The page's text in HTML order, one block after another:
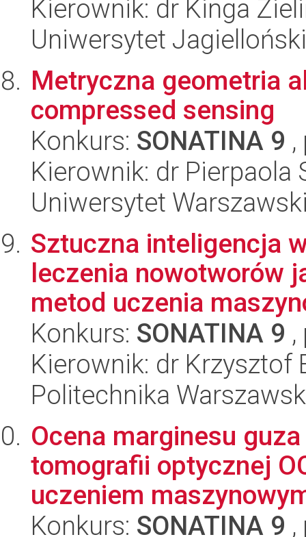
Kierownik: dr Kinga
Uniwersytet Jagielloński
Metryczna geometria
compressed sensing
Konkurs: SONATINA 9
Kierownik: dr Pierpaola
Uniwersytet
Sztuczna inteligencja
leczenia nowotworów
metod uczenia
Konkurs: SONATINA 9
Kierownik: dr Krzysztof
Politechnika
Ocena marginesu
tomografii optycznej
uczeniem
Konkurs: SONATINA 9